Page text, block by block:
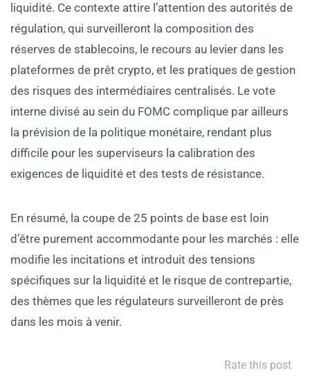
liquidité. Ce contexte attire l’attention des autorités de
régulation, qui surveilleront la composition des
réserves de stablecoins, le recours au levier dans les
plateformes de prêt crypto, et les pratiques de gestion
des risques des intermédiaires centralisés. Le vote
interne divisé au sein du FOMC complique par ailleurs
la prévision de la politique monétaire, rendant plus
difficile pour les superviseurs la calibration des
exigences de liquidité et des tests de résistance.
En résumé, la coupe de 25 points de base est loin
d’être purement accommodante pour les marchés : elle
modifie les incitations et introduit des tensions
spécifiques sur la liquidité et le risque de contrepartie,
des thèmes que les régulateurs surveilleront de près
dans les mois à venir.
Rate this post